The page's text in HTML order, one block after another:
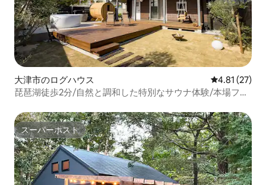
大津市のログハウス レビュー27
4.81 (27)
琵琶湖徒歩2分/自然と調和した特別なサウナ体験/本場フィ
スーパーホスト
スーパーホスト